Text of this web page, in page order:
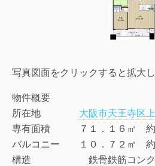
写真図面をクリックすると拡大し
物件概要
所在地 大阪市天王寺区
専有面積 ７１．１６㎡ 約
バルコニー １０．７２㎡ 約
構造 鉄骨鉄筋コンクリ